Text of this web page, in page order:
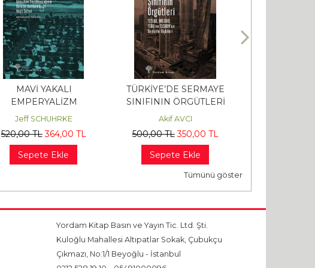
MAVİ YAKALI
EMPERYALİZM
Jeff SCHUHRKE
520,00TL 364,00 TL
Sepete Ekle
TÜRKİYE’DE SERMAYE
SINIFININ ÖRGÜTLERİ
Akif AVCI
500,00TL 350,00 TL
Sepete Ekle
Tümünü göster
Yordam Kitap Basın ve Yayın Tic. Ltd. Şti.
Kuloğlu Mahallesi Altıpatlar Sokak, Çubukçu
Çıkmazı, No:1/1 Beyoğlu - İstanbul